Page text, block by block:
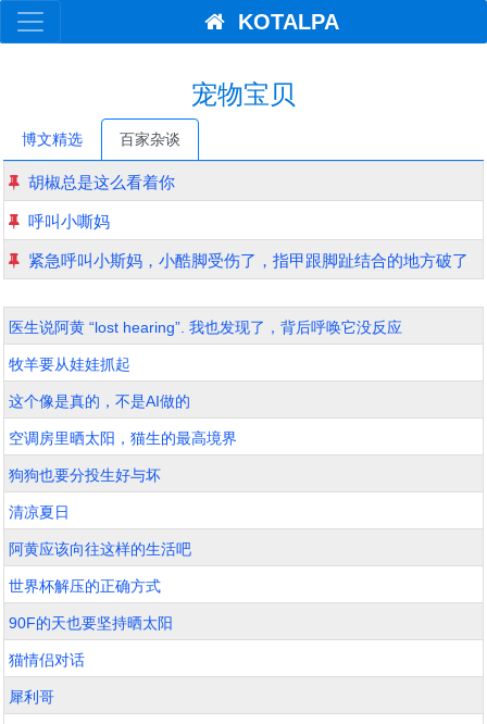
KOTALPA
宠物宝贝
博文精选 百家杂谈
胡椒总是这么看着你
呼叫小嘶妈
紧急呼叫小斯妈，小酷脚受伤了，指甲跟脚趾结合的地方破了
医生说阿黄 “lost hearing”. 我也发现了，背后呼唤它没反应
牧羊要从娃娃抓起
这个像是真的，不是AI做的
空调房里晒太阳，猫生的最高境界
狗狗也要分投生好与坏
清凉夏日
阿黄应该向往这样的生活吧
世界杯解压的正确方式
90F的天也要坚持晒太阳
猫情侣对话
犀利哥